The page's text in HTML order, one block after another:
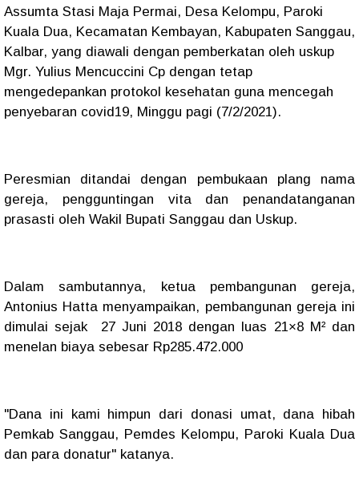
Assumta Stasi Maja Permai, Desa Kelompu, Paroki
Kuala Dua, Kecamatan Kembayan, Kabupaten Sanggau,
Kalbar, yang diawali dengan pemberkatan oleh uskup
Mgr. Yulius Mencuccini Cp dengan tetap
mengedepankan protokol kesehatan guna mencegah
penyebaran covid19, Minggu pagi (7/2/2021).
Peresmian ditandai dengan pembukaan plang nama
gereja, pengguntingan vita dan penandatanganan
prasasti oleh Wakil Bupati Sanggau dan Uskup.
Dalam sambutannya, ketua pembangunan gereja,
Antonius Hatta menyampaikan, pembangunan gereja ini
dimulai sejak 27 Juni 2018 dengan luas 21×8 M² dan
menelan biaya sebesar Rp285.472.000
"Dana ini kami himpun dari donasi umat, dana hibah
Pemkab Sanggau, Pemdes Kelompu, Paroki Kuala Dua
dan para donatur" katanya.